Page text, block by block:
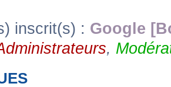
inscrit(s) : Google
,